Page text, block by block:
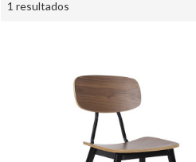
1 resultados